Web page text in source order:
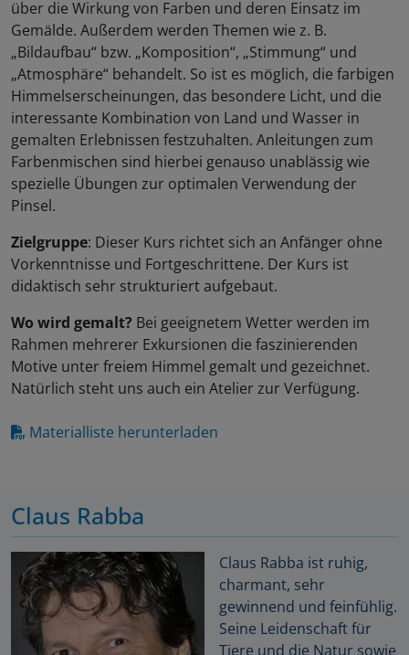
über die Wirkung von Farben und deren Einsatz im
Gemälde. Außerdem werden Themen wie z. B.
„Bildaufbau“ bzw. „Komposition“, „Stimmung“ und
„Atmosphäre“ behandelt. So ist es möglich, die farbigen
Himmelserscheinungen, das besondere Licht, und die
interessante Kombination von Land und Wasser in
gemalten Erlebnissen festzuhalten. Anleitungen zum
Farbenmischen sind hierbei genauso unablässig wie
spezielle Übungen zur optimalen Verwendung der
Pinsel.
Zielgruppe: Dieser Kurs richtet sich an Anfänger ohne
Vorkenntnisse und Fortgeschrittene. Der Kurs ist
didaktisch sehr strukturiert aufgebaut.
Wo wird gemalt? Bei geeignetem Wetter werden im
Rahmen mehrerer Exkursionen die faszinierenden
Motive unter freiem Himmel gemalt und gezeichnet.
Natürlich steht uns auch ein Atelier zur Verfügung.
Materialliste herunterladen
Claus Rabba
Claus Rabba ist ruhig,
charmant, sehr
gewinnend und feinfühlig.
Seine Leidenschaft für
Tiere und die Natur sowie